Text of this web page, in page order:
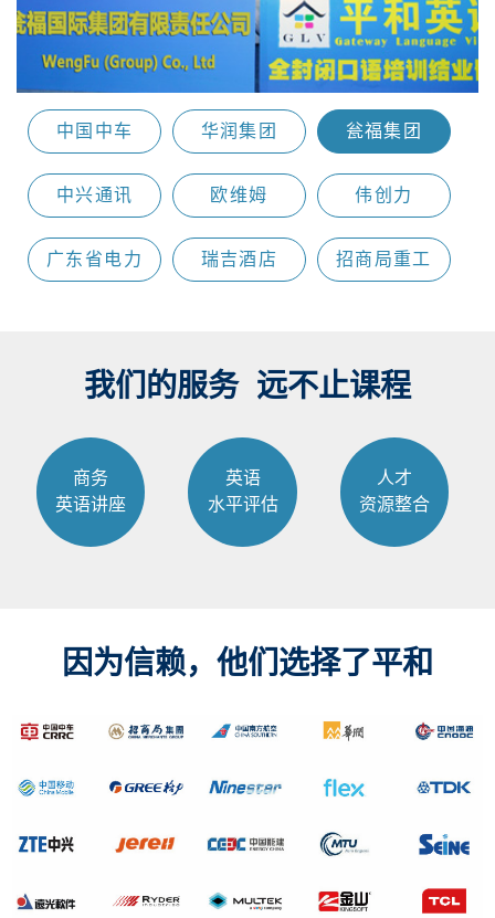
中国中车 华润集团 瓮福集团
中兴通讯 欧维姆 伟创力
广东省电力 瑞吉酒店 招商局重工
我们的服务 远不止课程
商务
英语讲座
英语
水平评估
人才
资源整合
因为信赖，他们选择了平和